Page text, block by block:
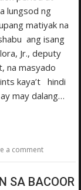
lungsod ng
matiyak na
ang isang
Jr., deputy
na masyado
kaya’t hindi
may dalang…
a comment
SA BACOOR